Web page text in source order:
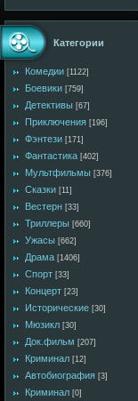
Категории
Комедии [1122]
Боевики [759]
Детективы [67]
Приключения [196]
Фэнтези [171]
Фантастика [402]
Мультфильмы [376]
Сказки [11]
Вестерн [33]
Триллеры [660]
Ужасы [662]
Драма [1406]
Спорт [33]
Концерт [23]
Исторические [30]
Мюзикл [30]
Док.фильм [207]
Криминал [12]
Автобиография [3]
Криминал [0]